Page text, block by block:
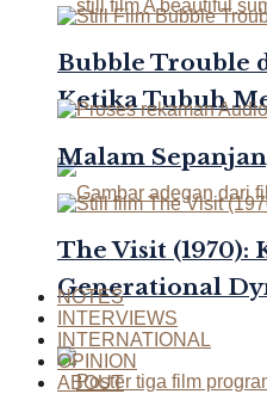
Ketika Tubuh
Generational
Bubble Trouble
Malam
The Visit
NOTES
INTERVIEWS
INTERNATIONAL
OPINION
ABOUT